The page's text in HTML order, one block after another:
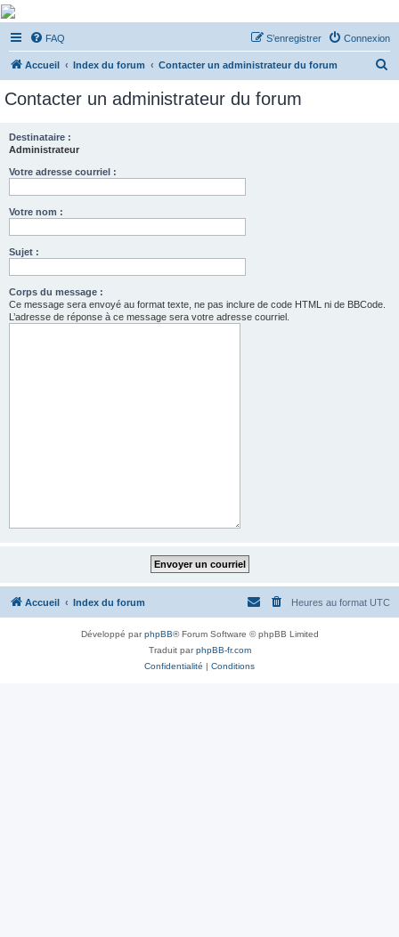
De Musicae Militari -
Forums
Forums de discussions
FAQ Connexion
S’enregistrer
Accueil Index du forum Contacter un administrateur du forum
Contacter un administrateur du forum
Destinataire :
Administrateur
Votre adresse courriel :
Votre nom :
Sujet :
Corps du message :
Ce message sera envoyé au format texte, ne pas inclure de code HTML ni de BBCode.
L’adresse de réponse à ce message sera votre adresse courriel.
Accueil Index du forum Heures au format UTC
Développé parphpBB® Forum Software © phpBB Limited
Traduit parphpBB-fr.com
Confidentialité | Conditions